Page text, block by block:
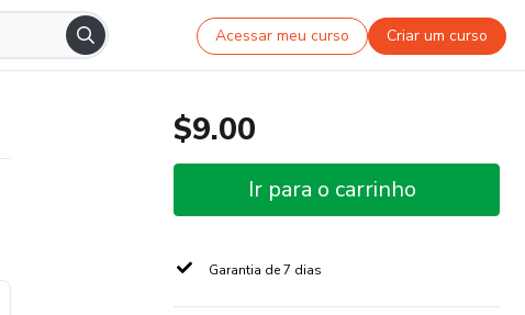
Acessar meu curso Criar um curso
$9.00
Ir para o carrinho
Garantia de 7 dias